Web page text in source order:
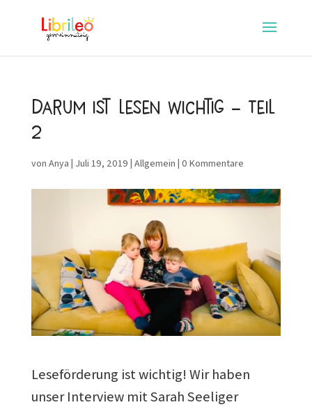
Darum ist Lesen wichtig – Teil
2
von Anya | Juli 19, 2019 | Allgemein | 0 Kommentare
Leseförderung ist wichtig! Wir haben
unser Interview mit Sarah Seeliger